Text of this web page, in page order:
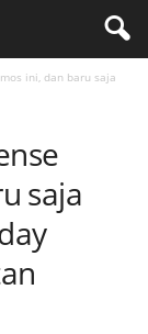
ini, dan baru saja
saja